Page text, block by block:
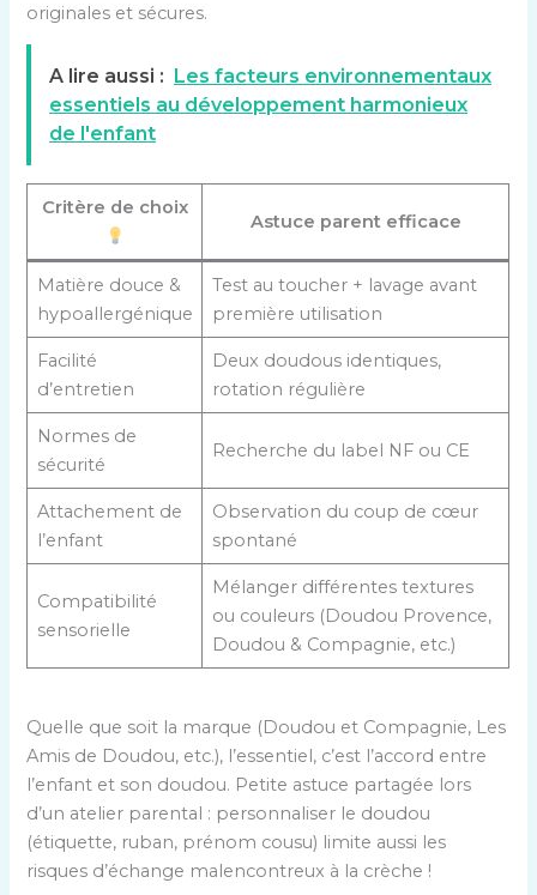
originales et sécures.
A lire aussi : Les facteurs environnementaux
essentiels au développement harmonieux
de l'enfant
Critère de choix
Astuce parent efficace
Matière douce &
hypoallergénique
Test au toucher + lavage avant
première utilisation
Facilité
d’entretien
Deux doudous identiques,
rotation régulière
Normes de
sécurité
Recherche du label NF ou CE
Attachement de
l’enfant
Observation du coup de cœur
spontané
Compatibilité
sensorielle
Mélanger différentes textures
ou couleurs (Doudou Provence,
Doudou & Compagnie, etc.)
Quelle que soit la marque (Doudou et Compagnie, Les
Amis de Doudou, etc.), l’essentiel, c’est l’accord entre
l’enfant et son doudou. Petite astuce partagée lors
d’un atelier parental : personnaliser le doudou
(étiquette, ruban, prénom cousu) limite aussi les
risques d’échange malencontreux à la crèche !